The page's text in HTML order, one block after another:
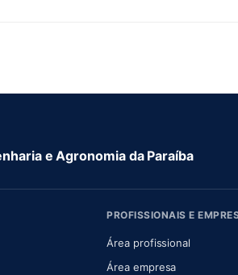
e Agronomia da Paraíba
nova aba)
aba)
PROFISSIONAIS E
Área profissional
Área empresa